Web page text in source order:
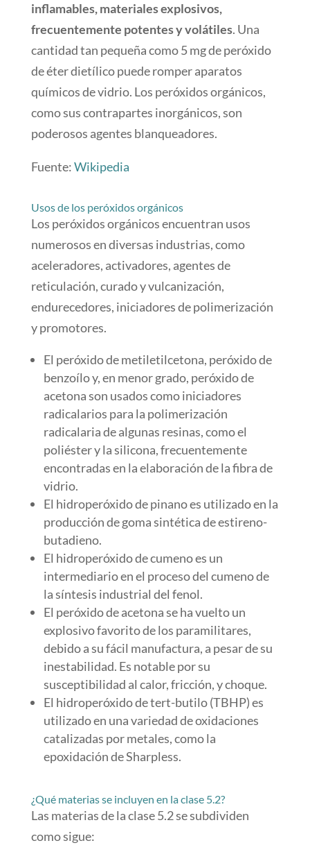
inflamables, materiales explosivos,
frecuentemente potentes y volátiles. Una
cantidad tan pequeña como 5 mg de peróxido
de éter dietílico puede romper aparatos
químicos de vidrio. Los peróxidos orgánicos,
como sus contrapartes inorgánicos, son
poderosos agentes blanqueadores.
Fuente:Wikipedia
Usos de los peróxidos orgánicos
Los peróxidos orgánicos encuentran usos
numerosos en diversas industrias, como
aceleradores, activadores, agentes de
reticulación, curado y vulcanización,
endurecedores, iniciadores de polimerización
y promotores.
El peróxido de metiletilcetona, peróxido de
benzoílo y, en menor grado, peróxido de
acetona son usados como iniciadores
radicalarios para la polimerización
radicalaria de algunas resinas, como el
poliéster y la silicona, frecuentemente
encontradas en la elaboración de la fibra de
vidrio.
El hidroperóxido de pinano es utilizado en la
producción de goma sintética de estireno-
butadieno.
El hidroperóxido de cumeno es un
intermediario en el proceso del cumeno de
la síntesis industrial del fenol.
El peróxido de acetona se ha vuelto un
explosivo favorito de los paramilitares,
debido a su fácil manufactura, a pesar de su
inestabilidad. Es notable por su
susceptibilidad al calor, fricción, y choque.
El hidroperóxido de tert-butilo (TBHP) es
utilizado en una variedad de oxidaciones
catalizadas por metales, como la
epoxidación de Sharpless.
¿Qué materias se incluyen en la clase 5.2?
Las materias de la clase 5.2 se subdividen
como sigue: